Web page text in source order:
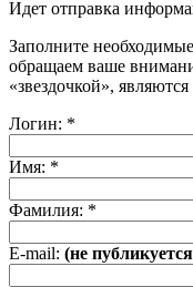
Идет отправка
Заполните
обращаем ваше
«звездочкой»,
Логин: *
Имя: *
Фамилия: *
E-mail: (не